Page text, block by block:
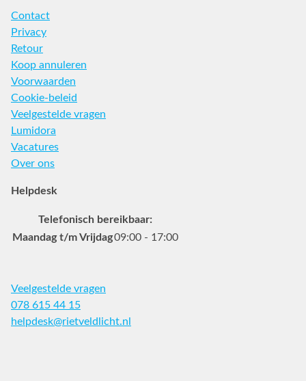
Contact
Privacy
Retour
Koop annuleren
Voorwaarden
Cookie-beleid
Veelgestelde vragen
Lumidora
Vacatures
Over ons
Helpdesk
Telefonisch bereikbaar:
Maandag t/m Vrijdag09:00 - 17:00
Veelgestelde vragen
078 615 44 15
helpdesk@rietveldlicht.nl